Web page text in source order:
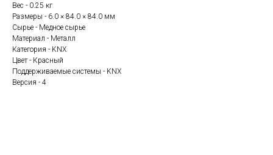
Вес - 0.25 кг
Размеры - 6.0 × 84.0 × 84.0 мм
Сырье - Медное сырье
Материал - Металл
Категория - KNX
Цвет - Красный
Поддерживаемые системы - KNX
Версия - 4